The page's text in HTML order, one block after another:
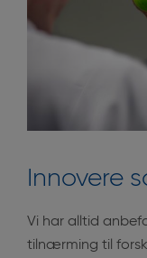
Innovere
Vi har alltid
tilnærming til